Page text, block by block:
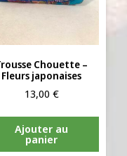
Chouette –
Fleurs japonaises
13,00 €
Ajouter au
panier